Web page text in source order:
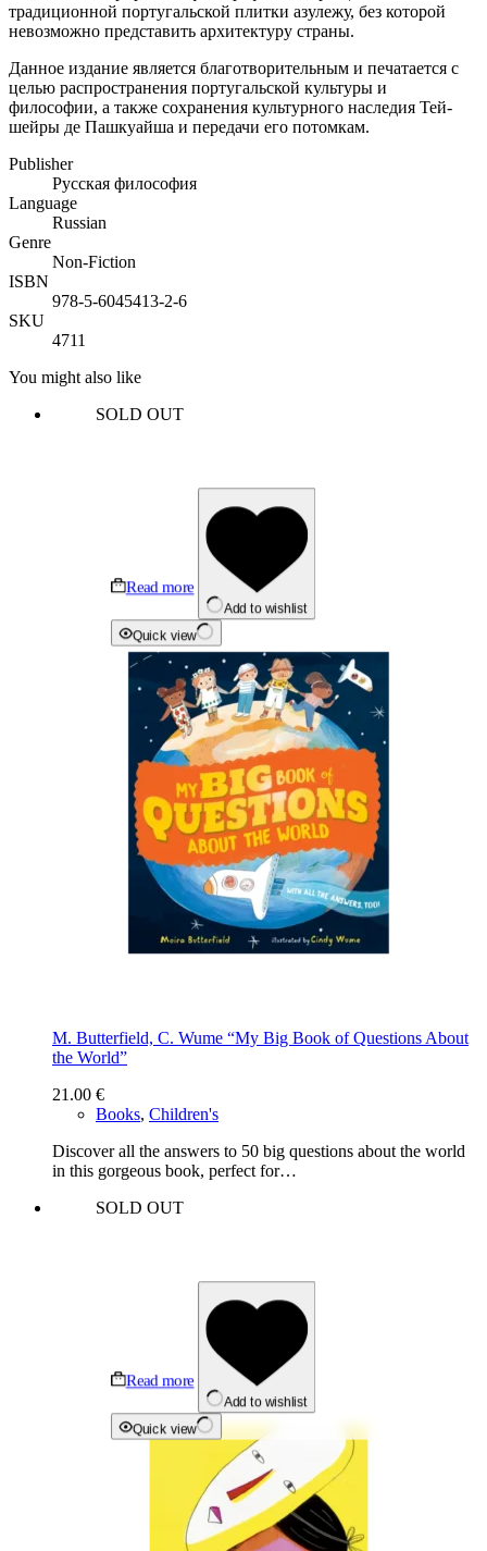
традиционной португальской плитки азулежу, без которой
невозможно представить архитектуру страны.
Данное издание является благотворительным и печатается с
целью распространения португальской культуры и
философии, а также сохранения культурного наследия Тей-
шейры де Пашкуайша и передачи его потомкам.
Publisher
Русская философия
Language
Russian
Genre
Non-Fiction
ISBN
978-5-6045413-2-6
SKU
4711
You might also like
SOLD OUT
Read more
Add to wishlist
Quick view
M. Butterfield, C. Wume “My Big Book of Questions About
the World”
21.00 €
Books, Children's
Discover all the answers to 50 big questions about the world
in this gorgeous book, perfect for…
SOLD OUT
Read more
Add to wishlist
Quick view